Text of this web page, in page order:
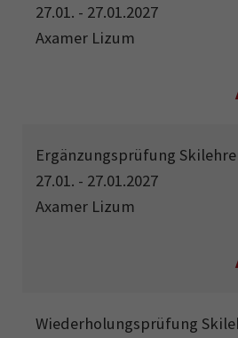
27.01. - 27.01.2027
Axamer Lizum
Ergänzungsprüfung
27.01. - 27.01.2027
Axamer Lizum
Wiederholungsprüfung